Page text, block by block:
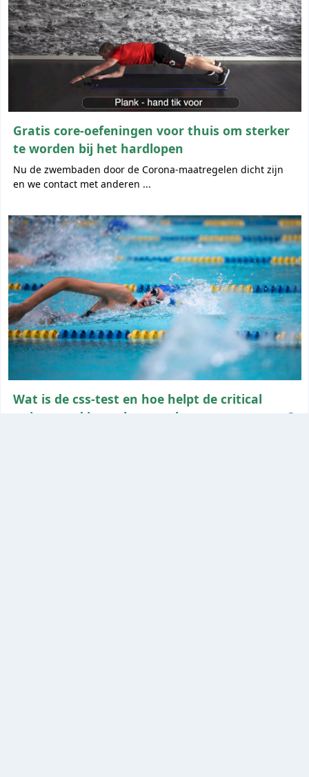
Gratis core-oefeningen voor thuis om sterker
te worden bij het hardlopen
Nu de zwembaden door de Corona-maatregelen dicht zijn
en we contact met anderen ...
Wat is de css-test en hoe helpt de critical
swim speed je om beter te kunnen zwemmen?